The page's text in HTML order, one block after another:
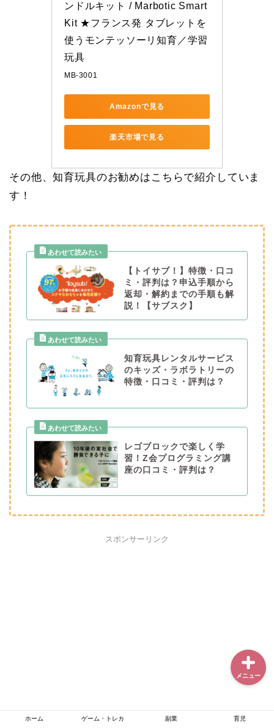
ンドルキット / Marbotic Smart
Kit ★フランス発 タブレットを
使うモンテッソーリ知育／学習
玩具
MB-3001
Amazonで見る
楽天市場で見る
その他、知育玩具のお勧めはこちらで紹介していま
す！
【トイサブ！】特徴・口コ
ミ・評判は？申込手順から
返却・解約までの手順も解
説！【サブスク】
知育玩具レンタルサービス
のキッズ・ラボラトリーの
特徴・口コミ・評判は？
レゴブロックで楽しく学
習！Z会プログラミング講
座の口コミ・評判は？
スポンサーリンク
ホーム ゲーム・トレカ 副業 育児
メニュー
ゲーム・トレカ